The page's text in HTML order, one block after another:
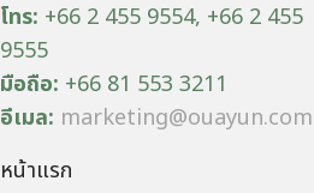
โทร: +66 2 455 9554, +66 2 455
9555
มือถือ: +66 81 553 3211
อีเมล: marketing@ouayun.com
หน้าแรก